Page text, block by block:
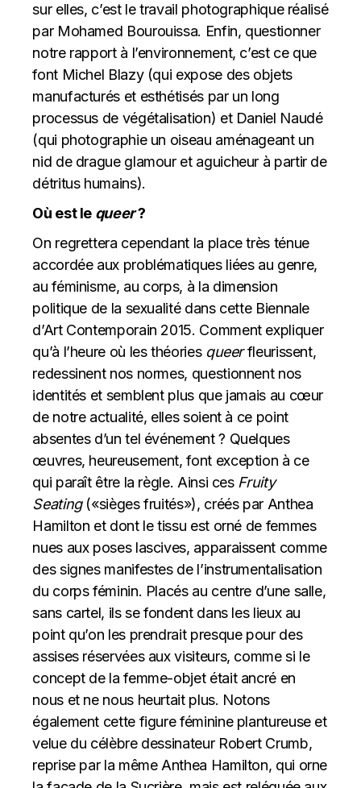
sur elles, c’est le travail photographique réalisé
par Mohamed Bourouissa. Enfin, questionner
notre rapport à l’environnement, c’est ce que
font Michel Blazy (qui expose des objets
manufacturés et esthétisés par un long
processus de végétalisation) et Daniel Naudé
(qui photographie un oiseau aménageant un
nid de drague glamour et aguicheur à partir de
détritus humains).
Où est le queer?
On regrettera cependant la place très ténue
accordée aux problématiques liées au genre,
au féminisme, au corps, à la dimension
politique de la sexualité dans cette Biennale
d’Art Contemporain 2015. Comment expliquer
qu’à l’heure où les théories queerfleurissent,
redessinent nos normes, questionnent nos
identités et semblent plus que jamais au cœur
de notre actualité, elles soient à ce point
absentes d’un tel événement ? Quelques
œuvres, heureusement, font exception à ce
qui paraît être la règle. Ainsi ces Fruity
Seating(«sièges fruités»), créés par Anthea
Hamilton et dont le tissu est orné de femmes
nues aux poses lascives, apparaissent comme
des signes manifestes de l’instrumentalisation
du corps féminin. Placés au centre d’une salle,
sans cartel, ils se fondent dans les lieux au
point qu’on les prendrait presque pour des
assises réservées aux visiteurs, comme si le
concept de la femme-objet était ancré en
nous et ne nous heurtait plus. Notons
également cette figure féminine plantureuse et
velue du célèbre dessinateur Robert Crumb,
reprise par la même Anthea Hamilton, qui orne